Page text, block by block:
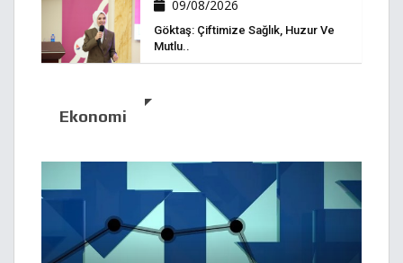
09/08/2026
Göktaş: Çiftimize Sağlık, Huzur Ve
Mutlu..
Ekonomi